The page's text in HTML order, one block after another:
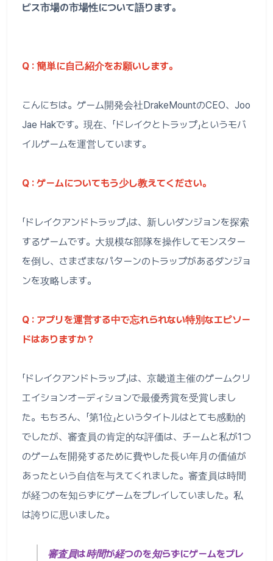
ビス市場の市場性について語ります。
Q : 簡単に自己紹介をお願いします。
こんにちは。ゲーム開発会社DrakeMountのCEO、Joo
Jae Hakです。現在、「ドレイクとトラップ」というモバ
イルゲームを運営しています。
Q : ゲームについてもう少し教えてください。
「ドレイクアンドトラップ」は、新しいダンジョンを探索
するゲームです。大規模な部隊を操作してモンスター
を倒し、さまざまなパターンのトラップがあるダンジョ
ンを攻略します。
Q : アプリを運営する中で忘れられない特別なエピソー
ドはありますか？
「ドレイクアンドトラップ」は、京畿道主催のゲームクリ
エイションオーディションで最優秀賞を受賞しまし
た。もちろん、「第1位」というタイトルはとても感動的
でしたが、審査員の肯定的な評価は、チームと私が1つ
のゲームを開発するために費やした長い年月の価値が
あったという自信を与えてくれました。審査員は時間
が経つのを知らずにゲームをプレイしていました。私
は誇りに思いました。
審査員は時間が経つのを知らずにゲームをプレ